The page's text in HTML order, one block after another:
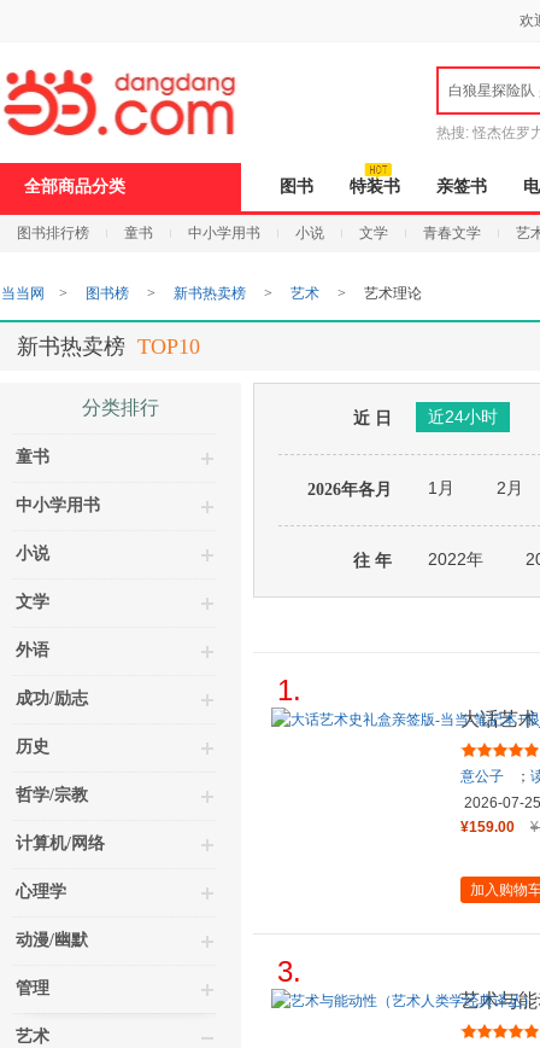
欢
白狼星探险队
热搜: 怪杰佐罗
全部商品分类 图书 特装书 亲签书
图书排行榜 童书 中小学用书 小说 文学 青春文学 艺
打
开
无
障
页
加
当当网 > 图书榜 > 新书热卖榜 > 艺术 > 艺术理论
新书热卖榜 TOP10
分类排行
童书
中小学用书
小说
文学
外语
成功/励志
历史
哲学/宗教
计算机/网络
心理学
动漫/幽默
管理
艺术
近 日 近24小时
2026年各月 1月 2月
往 年 2022年
1.
大话艺
+飞机盒
意公子 ；
2026-07-25
¥159.00
加入购物
3.
艺术与